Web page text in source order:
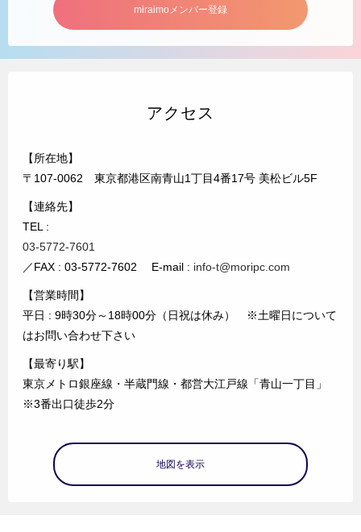
miraimoメンバー登録
アクセス
【所在地】
〒107-0062 東京都港区南青山1丁目4番17号 美松ビル5F
【連絡先】
TEL :
03-5772-7601
／FAX : 03-5772-7602 E-mail : info-t@moripc.com
【営業時間】
平日 : 9時30分～18時00分（日祝は休み） ※土曜日について
はお問い合わせ下さい
【最寄り駅】
東京メトロ銀座線・半蔵門線・都営大江戸線「青山一丁目」
※3番出口徒歩2分
地図を表示